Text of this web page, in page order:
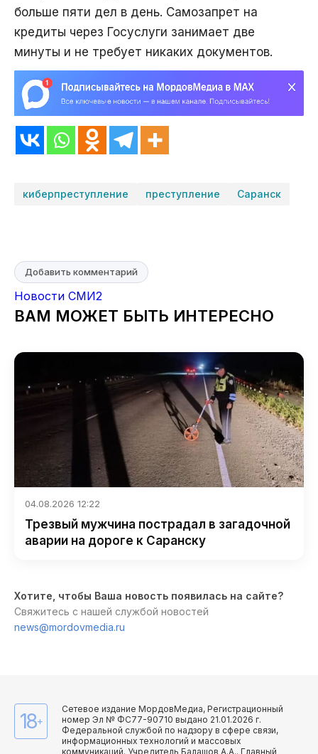
больше пяти дел в день. Самозапрет на
кредиты через Госуслуги занимает две
минуты и не требует никаких документов.
киберпреступление преступление Саранск
Добавить комментарий
Новости СМИ2
ВАМ МОЖЕТ БЫТЬ ИНТЕРЕСНО
04.08.2026 12:22
Трезвый мужчина пострадал в загадочной
аварии на дороге к Саранску
Хотите, чтобы Ваша новость появилась на сайте?
Свяжитесь с нашей службой новостей
news@mordovmedia.ru
18+
Сетевое издание МордовМедиа, Регистрационный
номер Эл № ФС77-90710 выдано 21.01.2026 г.
Федеральной службой по надзору в сфере связи,
информационных технологий и массовых
коммуникаций. Учредитель Балашов А.А.. Главный